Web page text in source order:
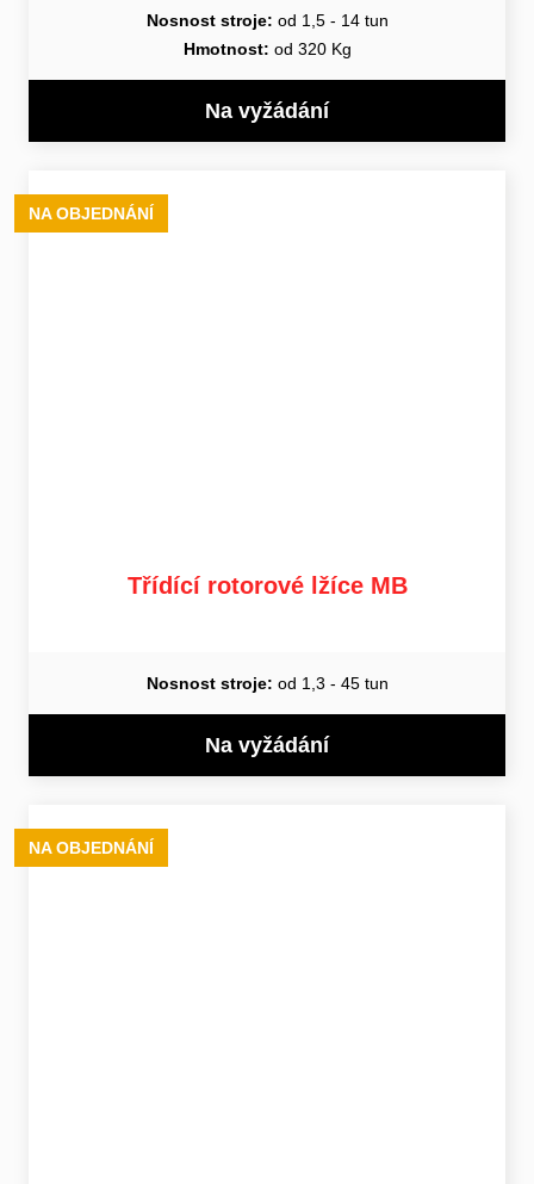
Nosnost stroje: od 1,5 - 14 tun
Hmotnost: od 320 Kg
Na vyžádání
NA OBJEDNÁNÍ
Třídící rotorové lžíce MB
Nosnost stroje: od 1,3 - 45 tun
Na vyžádání
NA OBJEDNÁNÍ